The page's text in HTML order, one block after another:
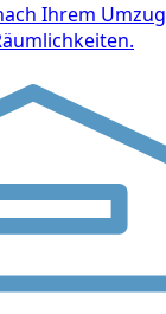
Ihrem Umzug